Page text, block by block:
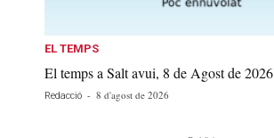
EL TEMPS
El temps a Salt avui, 8 de Agost de 2026
Redacció - 8 d'agost de 2026